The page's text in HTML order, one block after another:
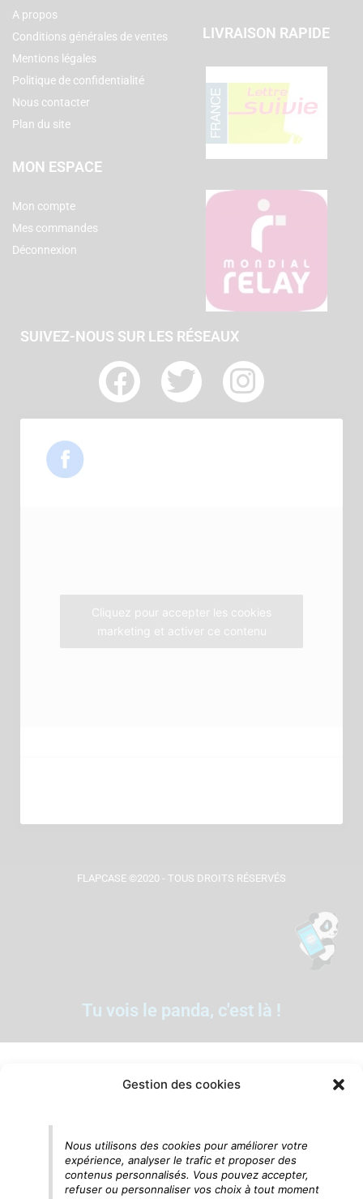
Gestion des cookies
Nous utilisons des cookies pour améliorer votre
expérience, analyser le trafic et proposer des
contenus personnalisés. Vous pouvez accepter,
refuser ou personnaliser vos choix à tout moment
A propos
Conditions générales de ventes
Mentions légales
Politique de confidentialité
Nous contacter
Plan du site
MON ESPACE
Mon compte
Mes commandes
Déconnexion
LIVRAISON RAPIDE
SUIVEZ-NOUS SUR LES RÉSEAUX
F
a
T
w
I
n
m
Cliquez pour accepter les cookies
marketing et activer ce contenu
FLAPCASE ©2020 - TOUS DROITS RÉSERVÉS
Tu vois le panda, c'est là !